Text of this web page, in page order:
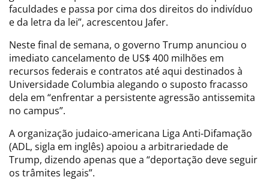
faculdades e passa por cima dos direitos do indivíduo
e da letra da lei”, acrescentou Jafer.
Neste final de semana, o governo Trump anunciou o
imediato cancelamento de US$ 400 milhões em
recursos federais e contratos até aqui destinados à
Universidade Columbia alegando o suposto fracasso
dela em “enfrentar a persistente agressão antissemita
no campus”.
A organização judaico-americana Liga Anti-Difamação
(ADL, sigla em inglês) apoiou a arbitrariedade de
Trump, dizendo apenas que a “deportação deve seguir
os trâmites legais”.